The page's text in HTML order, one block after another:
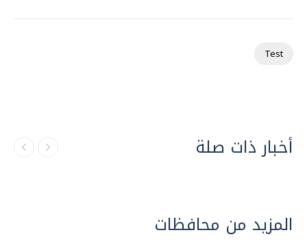
Test
أخبار ذات صلة
المزيد من محافظات